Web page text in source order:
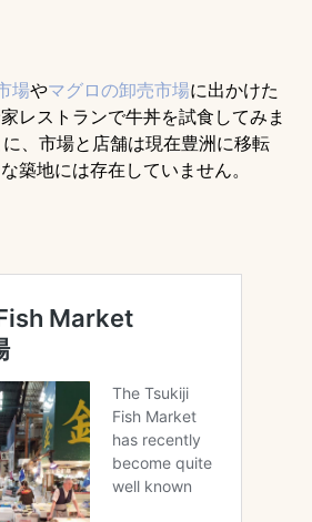
場やマグロの卸売市場に出かけた
レストランで牛丼を試食してみま
、市場と店舗は現在豊洲に移転
築地には存在していません。